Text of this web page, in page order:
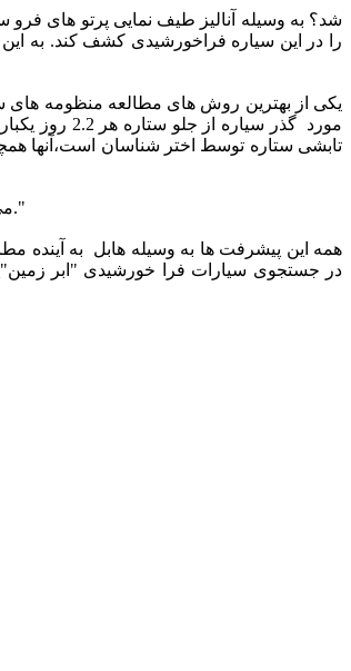
یکی از بهترین روش های مطالعه منظومه های
مورد گذر
تابشی ستاره توسط اختر شناسان است،آنها
Swain می افزاید:"ما سعی داریم تا با پیدا کردن مولکولهای موجود در جو و میزان فراوانی آنها ،تغییرات آنها را در قسمت شب و روز سیاره مورد بررسی قرار دهیم."
در جستجوی سیارات فرا خورشیدی "ابر